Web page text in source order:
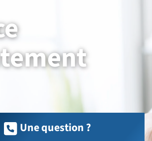
Une question ?